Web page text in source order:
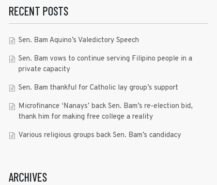
RECENT POSTS
Sen. Bam Aquino’s Valedictory Speech
Sen. Bam vows to continue serving Filipino people in a
private capacity
Sen. Bam thankful for Catholic lay group’s support
Microfinance ‘Nanays’ back Sen. Bam’s re-election bid,
thank him for making free college a reality
Various religious groups back Sen. Bam’s candidacy
ARCHIVES